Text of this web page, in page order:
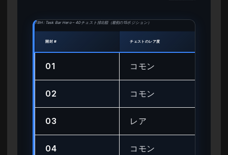
TBH: Task Bar Hero – 40チェスト排出順（最初の15ポジション）
開封 # チェストのレア度
01 コモン
02 コモン
03 レア
04 コモン